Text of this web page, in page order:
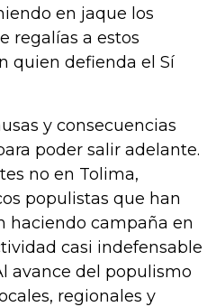
en jaque los
regalías a estos
quien defienda el Sí
y consecuencias
poder salir adelante.
no en Tolima,
populistas que han
haciendo campaña en
casi indefensable
avance del populismo
regionales y